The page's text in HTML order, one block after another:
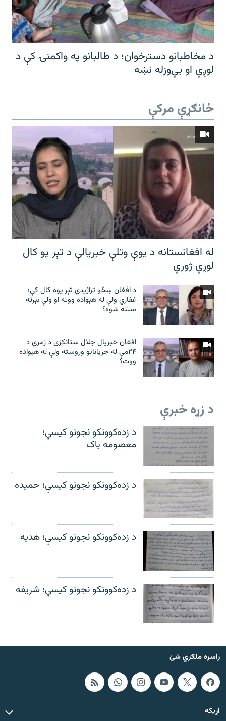
د مخاطبانو دسترخوان؛ د طالبانو په واکمنۍ کې د
لوږې او بې‌وزله نښه
ځانګړې مرکې
له افغانستانه د یوې وتلې خبریالې د تېر يو کال
لوړې ژورې
د افغان ښځو تراژیدي تېر یوه کال کې؛
غفاري ولې له هېواده ووته او ولې بېرته
ستنه شوه؟
افغان خبریال جلال ستانکزی د زمري د
۲۴مې له جریاناتو وروسته ولې له هېواده
ووت؟
د زړه خبرې
د زده‌کوونکو نجونو کیسې؛
معصومه باک
د زده‌کوونکو نجونو کیسې؛ حمیده
د زده‌کوونکو نجونو کیسې؛ هدیه
د زده‌کوونکو نجونو کیسې؛ شریفه
راسره ملګري شئ
اړيکه